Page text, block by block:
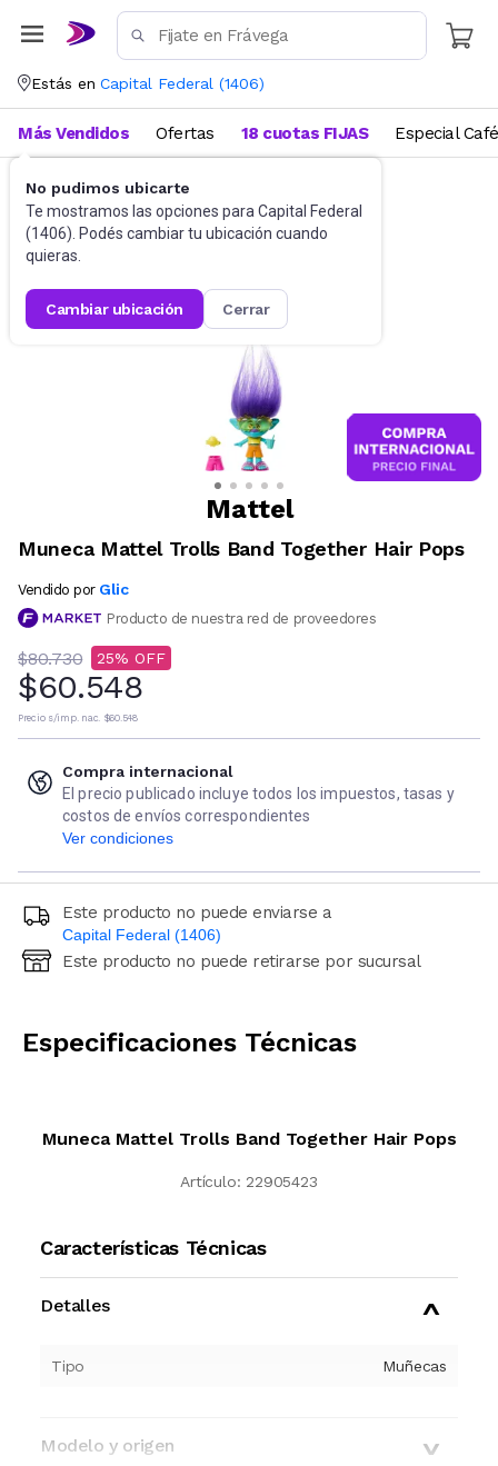
Estás en Capital Federal (1406)
No pudimos ubicarte
Te mostramos las opciones para Capital Federal
(1406). Podés cambiar tu ubicación cuando
quieras.
cambiar ubicación cerrar
Más Vendidos Ofertas 18 cuotas FIJAS Especial Café
Muñecas y Accesorios
Mattel
Muneca Mattel Trolls Band Together Hair Pops
Vendido por Glic
Producto de nuestra red de proveedores
$80.730 25
$60.548
Precio s/imp. nac. $60.548
Compra internacional
El precio publicado incluye todos los impuestos, tasas y
costos de envíos correspondientes
Ver condiciones
Este producto no puede enviarse a
Capital Federal (1406)
Ingresá código postal (sólo números)
Este producto no puede retirarse por sucursal
Especificaciones Técnicas
Muneca Mattel Trolls Band Together Hair Pops
Artículo: 22905423
Características Técnicas
Detalles
Tipo Muñecas
Modelo y origen